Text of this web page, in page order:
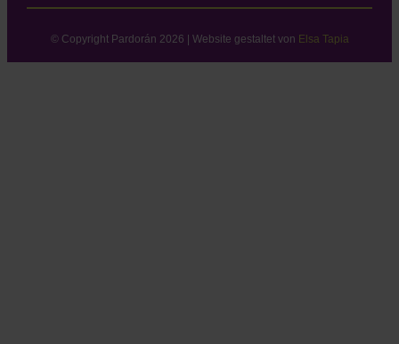
© Copyright Pardorán 2026 | Website gestaltet von Elsa Tapia